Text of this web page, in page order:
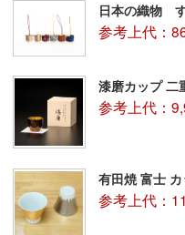
日本の織物
参考上代：
漆磨カップ 二
参考上代：
有田焼 富士
参考上代：